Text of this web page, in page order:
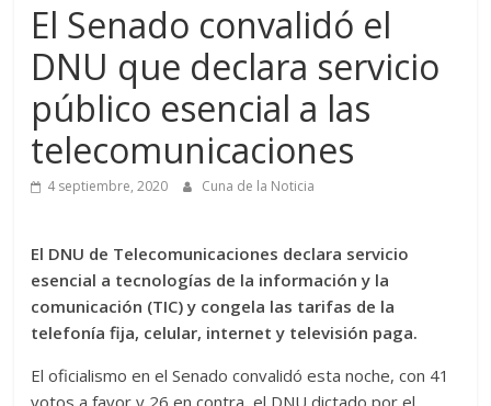
El Senado convalidó el
DNU que declara servicio
público esencial a las
telecomunicaciones
4 septiembre, 2020 Cuna de la Noticia
El DNU de Telecomunicaciones declara servicio
esencial a tecnologías de la información y la
comunicación (TIC) y congela las tarifas de la
telefonía fija, celular, internet y televisión paga.
El oficialismo en el Senado convalidó esta noche, con 41